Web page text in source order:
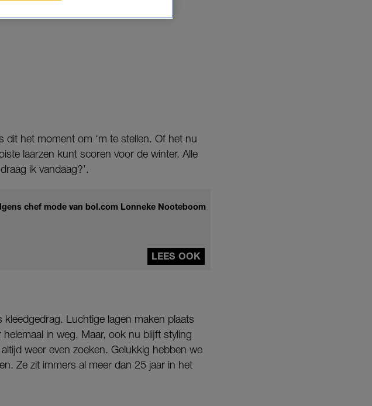
het moment om ‘m te stellen. Of het nu
laarzen kunt scoren voor de winter. Alle
ik vandaag?’.
chef mode van bol.com Lonneke Nooteboom
LEES OOK
Luchtige lagen maken plaats
in weg. Maar, ook nu blijft styling
weer even zoeken. Gelukkig hebben we
Ze zit immers al meer dan 25 jaar in het